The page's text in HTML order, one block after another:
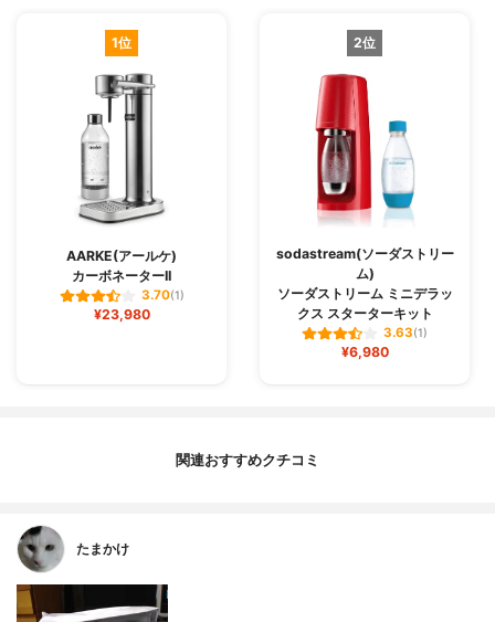
1位
AARKE(アールケ)
カーボネーターII
3.70(1)
¥23,980
2位
sodastream(ソーダストリー
ム)
ソーダストリーム ミニデラッ
クス スターターキット
3.63(1)
¥6,980
関連おすすめクチコミ
たまかけ